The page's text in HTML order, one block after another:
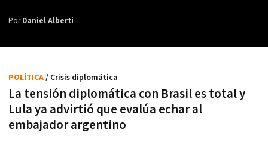
PorDaniel Alberti
La tensión diplomática con Brasil es total y
Lula ya advirtió que evalúa echar al
embajador argentino
POLÍTICA/ Crisis diplomática